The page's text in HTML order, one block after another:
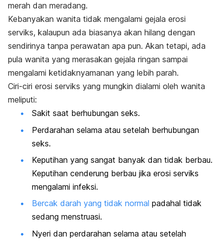
merah dan meradang.
Kebanyakan wanita tidak mengalami gejala erosi
serviks, kalaupun ada biasanya akan hilang dengan
sendirinya tanpa perawatan apa pun. Akan tetapi, ada
pula wanita yang merasakan gejala ringan sampai
mengalami ketidaknyamanan yang lebih parah.
Ciri-ciri erosi serviks yang mungkin dialami oleh wanita
meliputi:
Sakit saat berhubungan seks.
Perdarahan selama atau setelah berhubungan
seks.
Keputihan yang sangat banyak dan tidak berbau.
Keputihan cenderung berbau jika erosi serviks
mengalami infeksi.
Bercak darah yang tidak normal padahal tidak
sedang menstruasi.
Nyeri dan perdarahan selama atau setelah